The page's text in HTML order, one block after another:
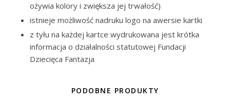
ożywia kolory i zwiększa jej trwałość)
istnieje możliwość nadruku logo na awersie kartki
z tyłu na każdej kartce wydrukowana jest krótka
informacja o działalności statutowej Fundacji
Dziecięca Fantazja
PODOBNE PRODUKTY